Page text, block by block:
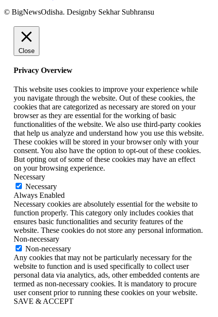
© BigNewsOdisha. Designby Sekhar Subhransu
Close
Privacy Overview
This website uses cookies to improve your experience while
you navigate through the website. Out of these cookies, the
cookies that are categorized as necessary are stored on your
browser as they are essential for the working of basic
functionalities of the website. We also use third-party cookies
that help us analyze and understand how you use this website.
These cookies will be stored in your browser only with your
consent. You also have the option to opt-out of these cookies.
But opting out of some of these cookies may have an effect
on your browsing experience.
Necessary
Necessary
Always Enabled
Necessary cookies are absolutely essential for the website to
function properly. This category only includes cookies that
ensures basic functionalities and security features of the
website. These cookies do not store any personal information.
Non-necessary
Non-necessary
Any cookies that may not be particularly necessary for the
website to function and is used specifically to collect user
personal data via analytics, ads, other embedded contents are
termed as non-necessary cookies. It is mandatory to procure
user consent prior to running these cookies on your website.
SAVE & ACCEPT